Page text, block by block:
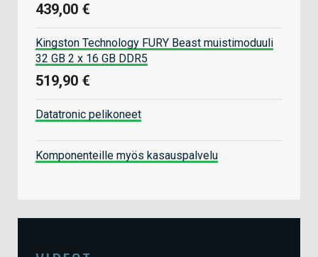
439,00 €
Kingston Technology FURY Beast muistimoduuli
32 GB 2 x 16 GB DDR5
519,90 €
Datatronic pelikoneet
Komponenteille myös kasauspalvelu